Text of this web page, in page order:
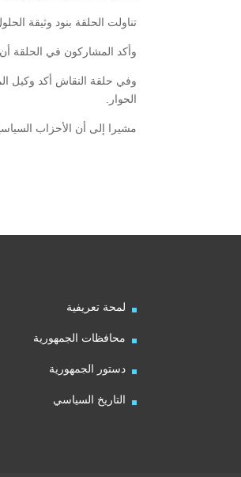
تناولت الحلقة بنود وثيقة
وأكد المشاركون في الحلقة
وفي حلقة النقاش أكد وكيل
الحوار.
مشيرا إلى أن الأحزاب
لمحة تعريفية
محافظات الجمهورية
دستور الجمهورية
التاريخ السياسي